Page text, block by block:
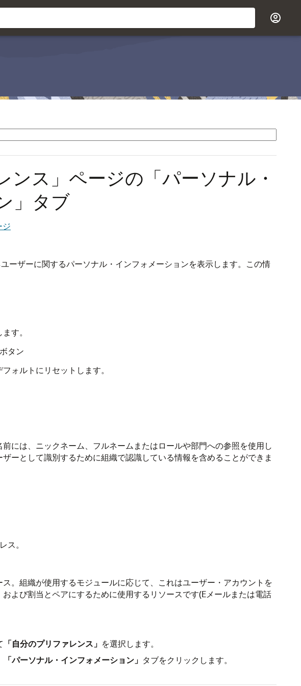
ンス」ページの「パーソナル・
」タブ
ジ
ーザーに関するパーソナル・インフォメーションを表示します。この情
す。
ボタン
ォルトにリセットします。
には、ニックネーム、フルネームまたはロールや部門への参照を使用し
ーとして識別するために組織で認識している情報を含めることができま
ス。
。組織が使用するモジュールに応じて、これはユーザー・アカウントを
よび割当とペアにするために使用するリソースです(Eメールまたは電話
「自分のプリファレンス」 を選択します。
「パーソナル・インフォメーション」 タブをクリックします。